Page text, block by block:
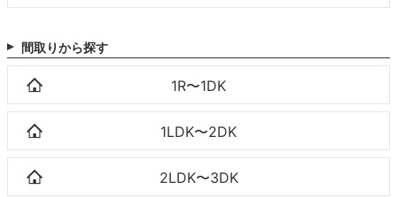
間取りから探す
1R〜1DK
1LDK〜2DK
2LDK〜3DK